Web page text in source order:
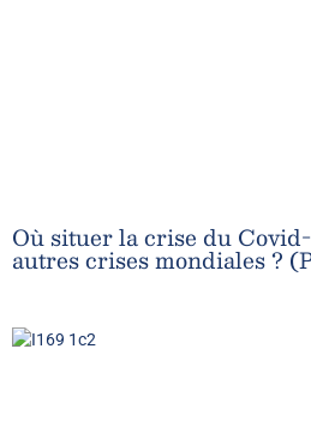
Où situer la crise du
autres crises mondiales ?